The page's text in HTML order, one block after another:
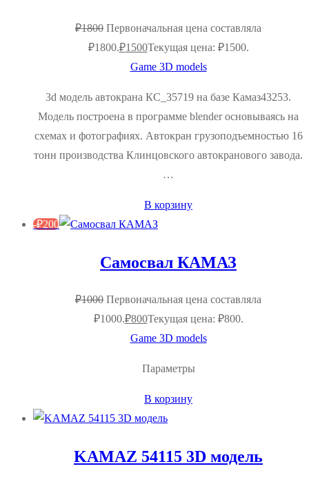
₽1800 Первоначальная цена составляла
₽1800.₽1500Текущая цена: ₽1500.
Game 3D models
3d модель автокрана КС_35719 на базе Камаз43253.
Модель построена в программе blender основываясь на
схемах и фотографиях. Автокран грузоподъемностью 16
тонн производства Клинцовского автокранового завода.
…
В корзину
-₽200
Самосвал КАМАЗ
₽1000 Первоначальная цена составляла
₽1000.₽800Текущая цена: ₽800.
Game 3D models
Параметры
В корзину
KAMAZ 54115 3D модель